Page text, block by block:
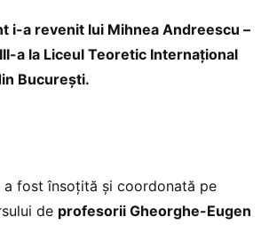
i-a revenit lui Mihnea Andreescu –
a la Liceul Teoretic Internațional
Bucureşti.
a fost însoțită şi coordonată pe
de profesorii Gheorghe-Eugen